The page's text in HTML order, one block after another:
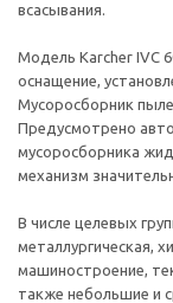
всасывания.
Модель Karcher IVC
оснащение,
Мусоросборник
Предусмотрено
мусоросборника
механизм
В числе целевых
металлургическая,
машиностроение,
также небольшие и